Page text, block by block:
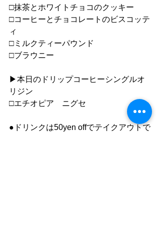
□抹茶とホワイトチョコのクッキー
□コーヒーとチョコレートのビスコッテ
ィ
□ミルクティーパウンド
□ブラウニー
▶︎本日のドリップコーヒーシングルオ
リジン
□エチオピア　ニグセ
●ドリンクは50yen offでテイクアウトで